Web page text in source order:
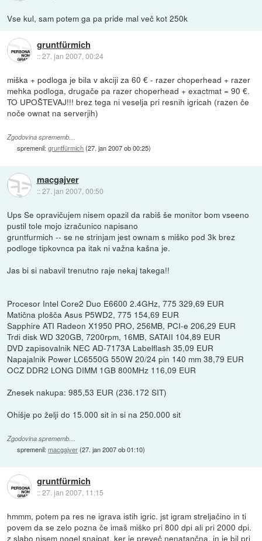
Vse kul, sam potem ga pa pride mal več kot 250k
gruntfürmich
::27. jan 2007, 00:24
miška + podloga je bila v akciji za 60 € - razer choperhead + razer
mehka podloga, drugače pa razer choperhead + exactmat = 90 €.
TO UPOŠTEVAJ!!! brez tega ni veselja pri resnih igricah (razen če
noče ownat na serverjih)
Zgodovina sprememb…
spremenil:gruntfürmich(27. jan 2007 ob 00:25)
macgajver
::27. jan 2007, 00:50
Ups Se opravičujem nisem opazil da rabiš še monitor bom vseeno
pustil tole mojo izračunico napisano
gruntfurmich -- se ne strinjam jest ownam s miško pod 3k brez
podloge tipkovnca pa itak ni važna kašna je.
Jas bi si nabavil trenutno raje nekaj takega!!
Procesor Intel Core2 Duo E6600 2.4GHz, 775 329,69 EUR
Matična plošča Asus P5WD2, 775 154,69 EUR
Sapphire ATI Radeon X1950 PRO, 256MB, PCI-e 206,29 EUR
Trdi disk WD 320GB, 7200rpm, 16MB, SATAII 104,89 EUR
DVD zapisovalnik NEC AD-7173A Labelflash 35,09 EUR
Napajalnik Power LC6550G 550W 20/24 pin 140 mm 38,79 EUR
OCZ DDR2 LONG DIMM 1GB 800MHz 116,09 EUR
Znesek nakupa: 985,53 EUR (236.172 SIT)
Ohišje po želji do 15.000 sit in si na 250.000 sit
Zgodovina sprememb…
spremenil:macgajver(27. jan 2007 ob 01:10)
gruntfürmich
::27. jan 2007, 11:15
hmmm, potem pa res ne igrava istih igric. jst igram streljačino in ti
povem da se zelo pozna če imaš miško pri 800 dpi ali pri 2000 dpi.
z slabo nisem nogel snajpat, ker je preveč nenatančna, in je bil pri